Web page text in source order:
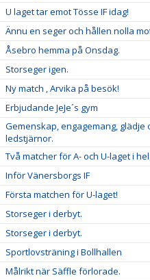
U laget tar emot Tösse IF idag!
Ännu en seger och hållen nolla
Åsebro hemma på Onsdag.
Storseger igen.
Ny match , Arvika på besök!
Erbjudande JeJe´s gym
Gemenskap, engagemang, glädje
ledstjärnor.
Två matcher för A- och U-laget i
Inför Vänersborgs IF
Första matchen för U-laget!
Storseger i derbyt.
Storseger i derbyt.
Sportlovsträning i Bollhallen
Målrikt när Säffle förlorade.